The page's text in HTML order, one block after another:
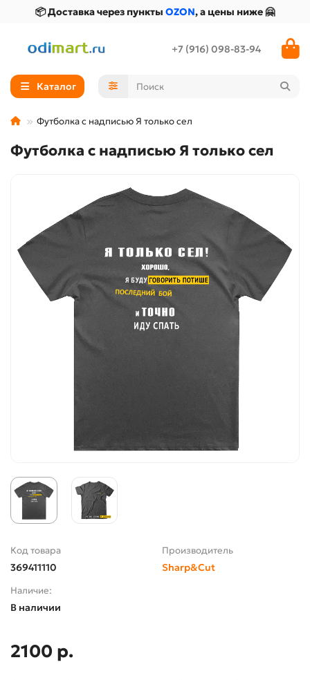
📦 Доставка через пункты OZON, а цены ниже 🤗
+7 (916) 098-83-94
Каталог
Футболка с надписью Я только сел
Футболка с надписью Я только сел
Код товара
369411110
Производитель
Sharp&Cut
Наличие:
В наличии
2100 р.